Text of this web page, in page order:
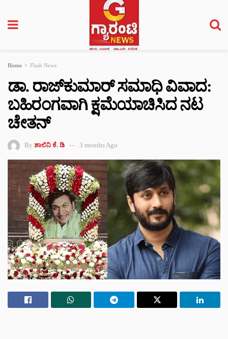
Home Flash News
ಡಾ. ರಾಜ್‌ಕುಮಾರ್ ಸಮಾಧಿ ವಿವಾದ:
ಬಹಿರಂಗವಾಗಿ ಕ್ಷಮೆಯಾಚಿಸಿದ ನಟ
ಚೇತನ್
By ಶಾಲಿನಿ ಕೆ. ಡಿ 3 months Ago